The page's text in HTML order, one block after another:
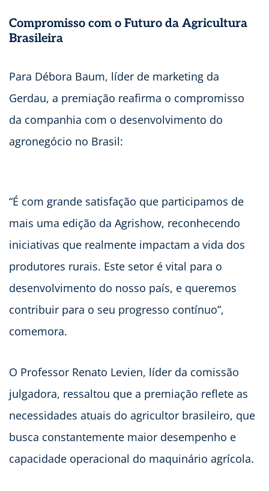
Compromisso com o Futuro da Agricultura
Brasileira
Para Débora Baum, líder de marketing da
Gerdau, a premiação reafirma o compromisso
da companhia com o desenvolvimento do
agronegócio no Brasil:
“É com grande satisfação que participamos de
mais uma edição da Agrishow, reconhecendo
iniciativas que realmente impactam a vida dos
produtores rurais. Este setor é vital para o
desenvolvimento do nosso país, e queremos
contribuir para o seu progresso contínuo”,
comemora.
O Professor Renato Levien, líder da comissão
julgadora, ressaltou que a premiação reflete as
necessidades atuais do agricultor brasileiro, que
busca constantemente maior desempenho e
capacidade operacional do maquinário agrícola.